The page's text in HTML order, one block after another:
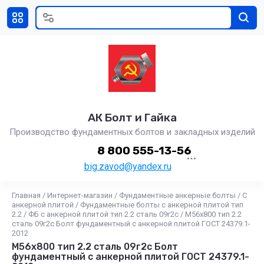
АК Болт и Гайка
Производство фундаментных болтов и закладных изделий
big.zavod@yandex.ru
8 800 555-13-56
Главная / Интернет-магазин / Фундаментные анкерные болты / С
анкерной плитой / Фундаментные болты с анкерной плитой тип
2.2 / ФБ с анкерной плитой тип 2.2 сталь 09г2с / М56х800 тип 2.2
сталь 09г2с Болт фундаментный с анкерной плитой ГОСТ 24379.1-
2012
М56х800 тип 2.2 сталь 09г2с Болт
фундаментный с анкерной плитой ГОСТ 24379.1-